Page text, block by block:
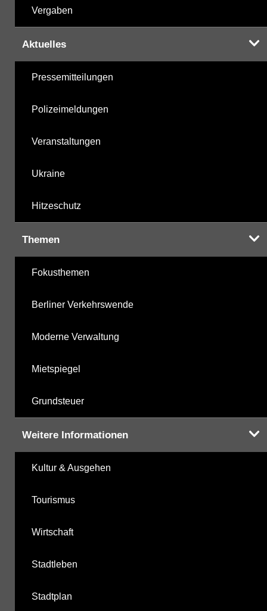
Vergaben
Aktuelles
Pressemitteilungen
Polizeimeldungen
Veranstaltungen
Ukraine
Hitzeschutz
Themen
Fokusthemen
Berliner Verkehrswende
Moderne Verwaltung
Mietspiegel
Grundsteuer
Weitere Informationen
Kultur & Ausgehen
Tourismus
Wirtschaft
Stadtleben
Stadtplan